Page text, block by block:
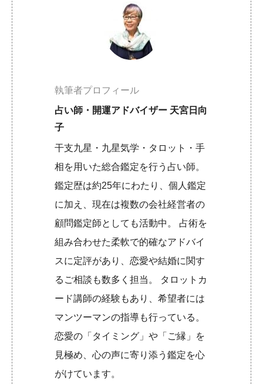
執筆者プロフィール
占い師・開運アドバイザー 天宮日向
子
干支九星・九星気学・タロット・手
相を用いた総合鑑定を行う占い師。
鑑定歴は約25年にわたり、個人鑑定
に加え、現在は複数の会社経営者の
顧問鑑定師としても活動中。 占術を
組み合わせた柔軟で的確なアドバイ
スに定評があり、恋愛や結婚に関す
るご相談も数多く担当。 タロットカ
ード講師の経験もあり、希望者には
マンツーマンの指導も行っている。
恋愛の「タイミング」や「ご縁」を
見極め、心の声に寄り添う鑑定を心
がけています。